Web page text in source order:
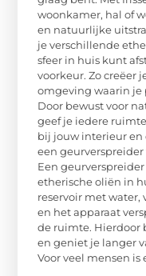
woonkamer, hal of
en natuurlijke
je verschillende
sfeer in huis kunt
voorkeur. Zo creëer
omgeving waarin je
Door bewust voor
geef je iedere
bij jouw interieur en
een
Een
etherische oliën in
reservoir met
en het apparaat
de ruimte. Hierdoor
en geniet je langer
Voor veel mensen